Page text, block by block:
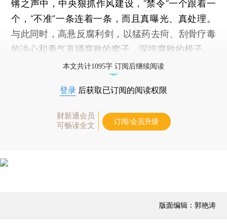
锵之声中，中央狠抓作风建设，“禁令”一个跟着一
个，“不准”一条连着一条，而且真曝光、真处理。
与此同时，高悬反腐利剑，以猛药去疴、刮骨疗毒
的决心和勇气直捅腐败的窝子，深挖腐败的根子。
本文共计1095字 订阅后继续阅读
登录 后获取已订阅的阅读权限
财新通会员
可畅读全文
订阅/会员升级
版面编辑：郭艳涛